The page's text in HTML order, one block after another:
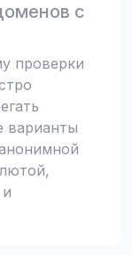
с
проверки
варианты